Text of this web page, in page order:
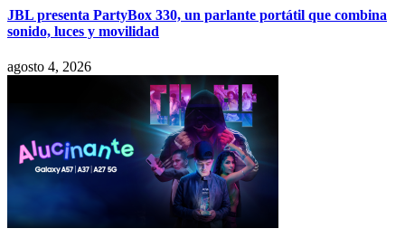
JBL presenta PartyBox 330, un parlante portátil que combina
sonido, luces y movilidad
agosto 4, 2026